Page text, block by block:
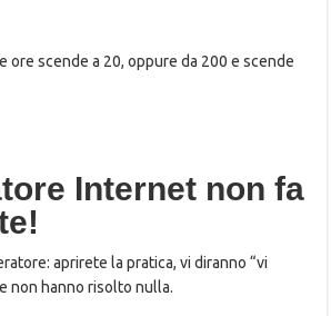
scende a 20, oppure da 200 e scende
Internet non fa
aprirete la pratica, vi diranno “vi
non hanno risolto nulla.